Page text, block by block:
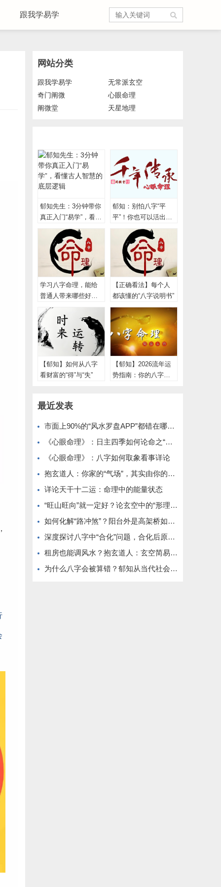
跟我学易学
网站分类
跟我学易学
无常派玄空
奇门阐微
心眼命理
阐微堂
天星地理
郁知先生：3分钟带你
真正入门“易学”，看懂
古人智慧的底层逻辑
郁知：别怕八字“平
平”！你也可以活出高
光人生
学习八字命理，能给
普通人带来哪些好
处？
【正确看法】每个人
都该懂的“八字说明书”
【郁知】如何从八字
看财富的“得”与“失”
【郁知】2026流年运
势指南：你的八字今
最近发表
市面上90%的“风水罗盘APP”都错在哪？简论“地理真北”与“磁北方向”
《心眼命理》：日主四季如何论命之“四季之木”
《心眼命理》：八字如何取象看事详论
抱玄道人：你家的“气场”，其实由你的日常动线决定
详论天干十二运：命理中的能量状态
“旺山旺向”就一定好？论玄空中的“形理互参”原则
如何化解“路冲煞”？阳台外是高架桥如何调整
深度探讨八字中“合化”问题，合化后原五行还在不在？
租房也能调风水？抱玄道人：玄空简易布局法（无需动土）
为什么八字会被算错？郁知从当代社会角度分析